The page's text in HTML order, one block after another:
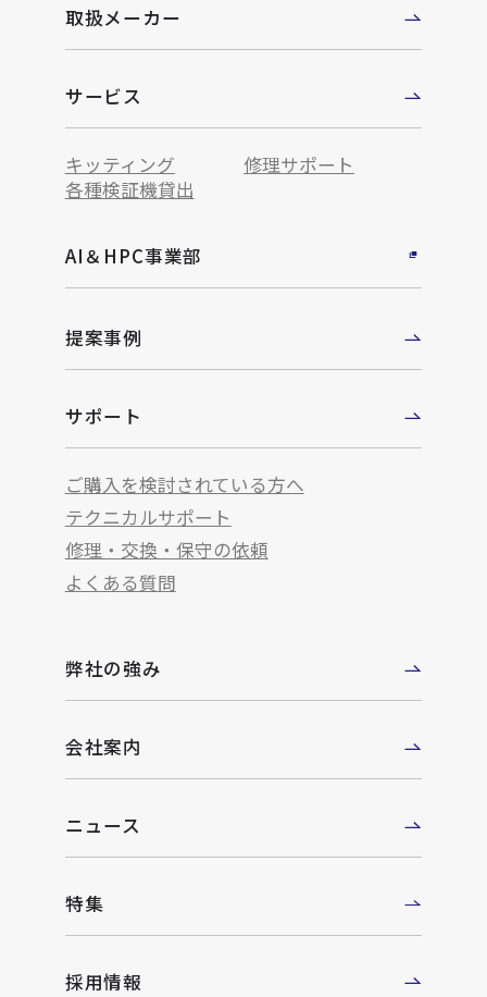
取扱メーカー
サービス
キッティング
修理サポート
各種検証機貸出
AI＆HPC事業部
提案事例
サポート
ご購入を検討されている方へ
テクニカルサポート
修理・交換・保守の依頼
よくある質問
弊社の強み
会社案内
ニュース
特集
採用情報